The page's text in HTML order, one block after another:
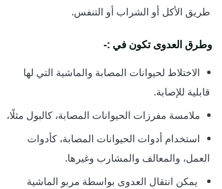
طريق الأكل أو الشراب أو التنفس.
وطرق العدوى تكون في :-
الاختلاط لحيوانات المصابة والماشية التي لها
قابلية للإصابة.
ملامسة مفرزات الحيوانات المصابة، كالبول مثلًا،
استخدام أدوات الحيوانات المصابة، كأدوات
العمل، والمعالف والمشارب وغيرها.
يمكن انتقال العدوى بواسطة مربو الماشية